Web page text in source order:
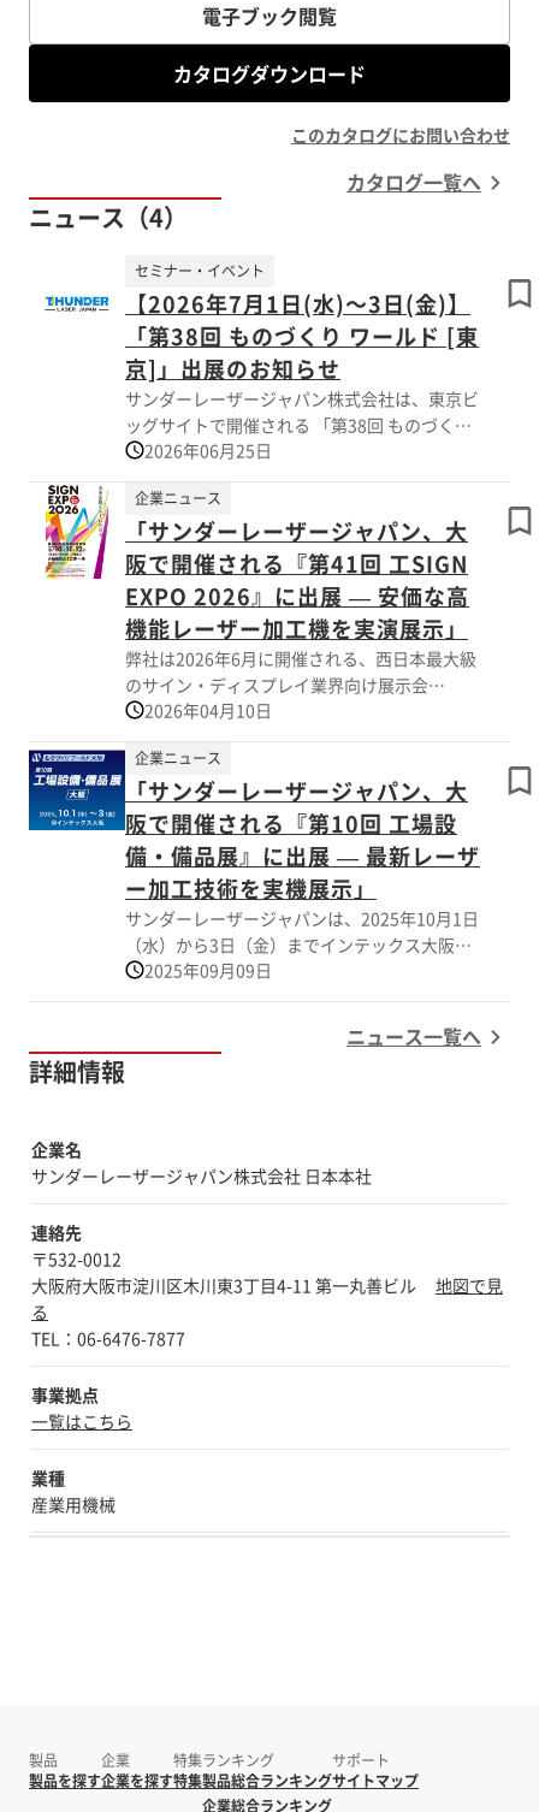
電子ブック閲覧
カタログダウンロード
このカタログにお問い合わせ
カタログ一覧へ
ニュース（4）
【2026年7月1日(水)～3日(金)】
「第38回 ものづくり ワールド [東
京]」出展のお知らせ
セミナー・イベント
サンダーレーザージャパン株式会社は、東京ビ
ッグサイトで開催される 「第38回 ものづくり
ワールド [東京]」に出展いたします。 IT、DX
製品、部品、設備、装置、計測製品などを扱う
企業が世界中から出展し、 国内外の製造業の
設計、開発、製造、生産技術、購買、情報シス
テム部門の方々と 活発に商談が行われる展示
会です。 本展は製品カテゴリーごとに12の展
示会で構成されており、製造業の先端事例が
学べるセミナーも見どころの一つです。皆様の
ご来場お待ちしております。
2026年06月25日
「サンダーレーザージャパン、大
阪で開催される『第41回 工SIGN
EXPO 2026』に出展 — 安価な高
機能レーザー加工機を実演展示」
企業ニュース
弊社は2026年6月に開催される、西日本最大級
のサイン・ディスプレイ業界向け展示会
「SIGN-EXPO 2026」に出展いたします。 会場
では、世界中で高い評価をいただいている弊社
Thunder Laser（サンダーレーザー）社の汎用
モデルを実機デモとともにご紹介いたします。
【製品ラインナップ機種】 Bolt: 卓上サイズな
がらプロ仕様の加工品質を実現した最新RF管
モデル。 Nova Plusシリーズ: 高い彫刻精度と
切断能力を兼ね備えた産業用フラットベッドモ
デル。 Titanシリーズ：最大3,000mm/sの超高
速加工と金属・非金属の両対応を実現した、次
世代ハイエンド・フラットベッドモデル。
【今回の見どころ】 アクリル切断の鏡面仕上
げや、微細な写真彫刻など、圧倒的な加工クオ
リティをご体感いただけます。 会期中は、技
ト： https://www.sign-expo.com/
2026年04月10日
「サンダーレーザージャパン、大
阪で開催される『第10回 工場設
備・備品展』に出展 — 最新レーザ
ー加工技術を実機展示」
企業ニュース
サンダーレーザージャパンは、2025年10月1日
（水）から3日（金）までインテックス大阪で
開催される「第10回 工場設備・備品展（大
阪）」に出展いたします。本展示会は、製造業
に必要な機械・設備・部品・ソリューションが
一堂に会する関西最大級の専門展であり、多数
応する「AURORAシリーズ」を展示し、実機に
よるデモを実施します。アクリルや木材、金
の加工技術をぜひブースにてご覧ください。皆
2025年09月09日
ニュース一覧へ
詳細情報
企業名
サンダーレーザージャパン株式会社 日本本社
連絡先
〒532-0012
大阪府大阪市淀川区木川東3丁目4-11 第一丸善ビル
地図で見
る
事業拠点
一覧はこちら
業種
産業用機械
製品
製品を探す
企業
企業を探す
特集
特集
ランキング
製品総合ランキング
企業総合ランキング
サポート
サイトマップ